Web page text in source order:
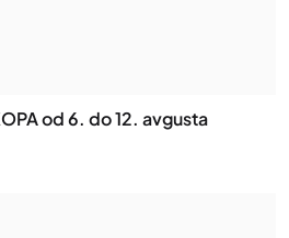
od 6. do 12. avgusta